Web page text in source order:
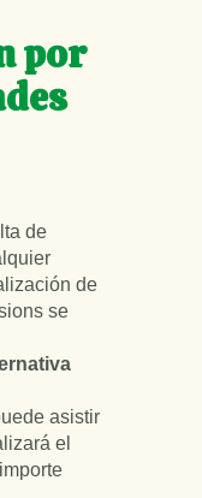
por
de
de
se
asistir
el